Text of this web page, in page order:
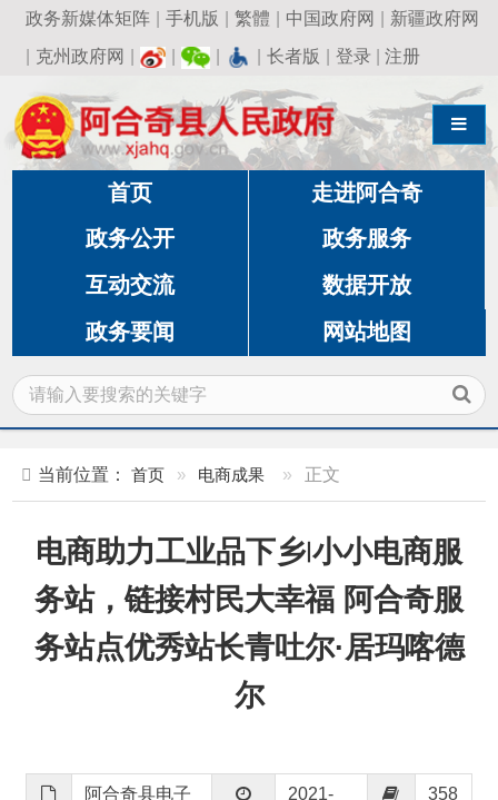
政务新媒体矩阵 | 手机版 繁體 | 中国政府网 | 新疆政府网
克州政府网 | | | 长者版 | 登录|注册
导航切换
首页 走进阿合奇
政务公开 政务服务
互动交流 数据开放
政务要闻 网站地图
当前位置： 首页 » 电商成果 » 正文
电商助力工业品下乡∣小小电商服
务站，链接村民大幸福 阿合奇服
务站点优秀站长青吐尔·居玛喀德
尔
2021-